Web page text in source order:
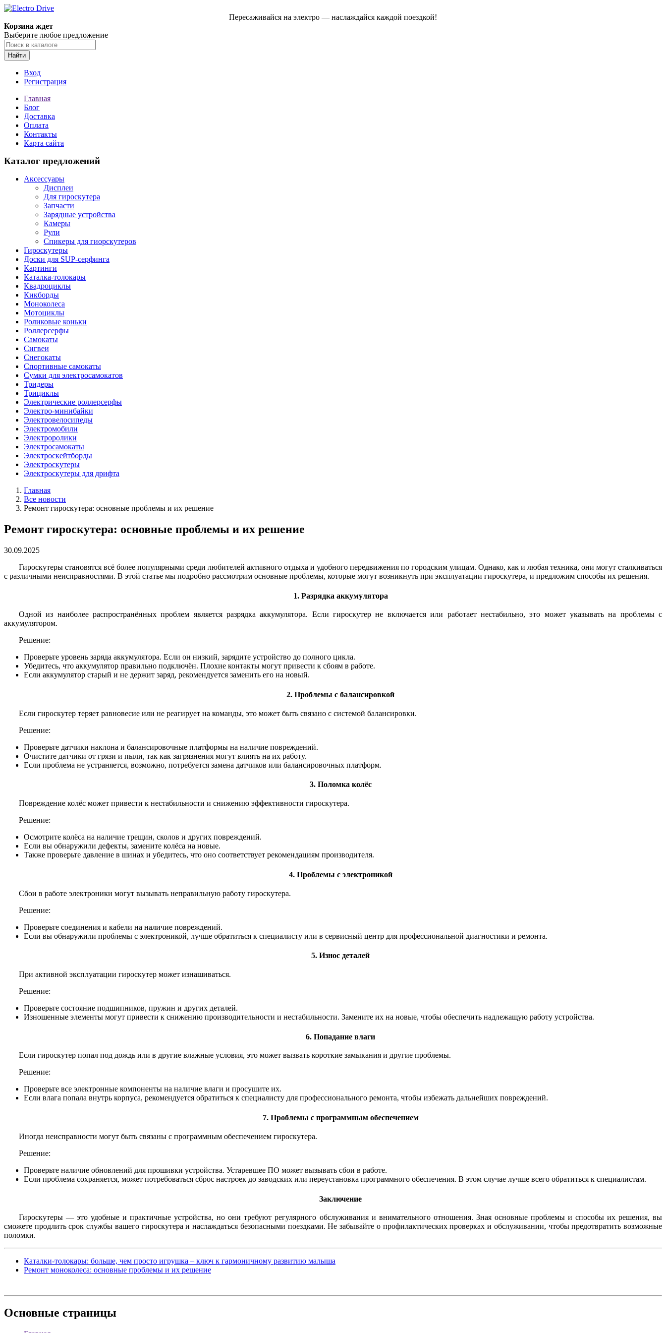
Пересаживайся на электро — наслаждайся каждой поездкой!
Корзина ждет
Выберите любое предложение
Найти
Вход
Регистрация
Главная
Блог
Доставка
Оплата
Контакты
Карта сайта
Каталог предложений
Аксессуары
Дисплеи
Для гироскутера
Запчасти
Зарядные устройства
Камеры
Рули
Спикеры для гиорскутеров
Гироскутеры
Доски для SUP-серфинга
Картинги
Каталка-толокары
Квадроциклы
Кикборды
Моноколеса
Мотоциклы
Роликовые коньки
Роллерсерфы
Самокаты
Сигвеи
Снегокаты
Спортивные самокаты
Сумки для электросамокатов
Тридеры
Трициклы
Электрические роллерсерфы
Электро-минибайки
Электровелосипеды
Электромобили
Электроролики
Электросамокаты
Электроскейтборды
Электроскутеры
Электроскутеры для дрифта
Главная
Все новости
Ремонт гироскутера: основные проблемы и их решение
Ремонт гироскутера: основные проблемы и их решение
30.09.2025
Гироскутеры становятся всё более популярными среди любителей активного отдыха и удобного передвижения по городским улицам. Однако, как и любая техника, они могут сталкиваться
с различными неисправностями. В этой статье мы подробно рассмотрим основные проблемы, которые могут возникнуть при эксплуатации гироскутера, и предложим способы их решения.
1. Разрядка аккумулятора
Одной из наиболее распространённых проблем является разрядка аккумулятора. Если гироскутер не включается или работает нестабильно, это может указывать на проблемы с
аккумулятором.
Решение:
Проверьте уровень заряда аккумулятора. Если он низкий, зарядите устройство до полного цикла.
Убедитесь, что аккумулятор правильно подключён. Плохие контакты могут привести к сбоям в работе.
Если аккумулятор старый и не держит заряд, рекомендуется заменить его на новый.
2. Проблемы с балансировкой
Если гироскутер теряет равновесие или не реагирует на команды, это может быть связано с системой балансировки.
Решение:
Проверьте датчики наклона и балансировочные платформы на наличие повреждений.
Очистите датчики от грязи и пыли, так как загрязнения могут влиять на их работу.
Если проблема не устраняется, возможно, потребуется замена датчиков или балансировочных платформ.
3. Поломка колёс
Повреждение колёс может привести к нестабильности и снижению эффективности гироскутера.
Решение:
Осмотрите колёса на наличие трещин, сколов и других повреждений.
Если вы обнаружили дефекты, замените колёса на новые.
Также проверьте давление в шинах и убедитесь, что оно соответствует рекомендациям производителя.
4. Проблемы с электроникой
Сбои в работе электроники могут вызывать неправильную работу гироскутера.
Решение:
Проверьте соединения и кабели на наличие повреждений.
Если вы обнаружили проблемы с электроникой, лучше обратиться к специалисту или в сервисный центр для профессиональной диагностики и ремонта.
5. Износ деталей
При активной эксплуатации гироскутер может изнашиваться.
Решение:
Проверьте состояние подшипников, пружин и других деталей.
Изношенные элементы могут привести к снижению производительности и нестабильности. Замените их на новые, чтобы обеспечить надлежащую работу устройства.
6. Попадание влаги
Если гироскутер попал под дождь или в другие влажные условия, это может вызвать короткие замыкания и другие проблемы.
Решение:
Проверьте все электронные компоненты на наличие влаги и просушите их.
Если влага попала внутрь корпуса, рекомендуется обратиться к специалисту для профессионального ремонта, чтобы избежать дальнейших повреждений.
7. Проблемы с программным обеспечением
Иногда неисправности могут быть связаны с программным обеспечением гироскутера.
Решение:
Проверьте наличие обновлений для прошивки устройства. Устаревшее ПО может вызывать сбои в работе.
Если проблема сохраняется, может потребоваться сброс настроек до заводских или переустановка программного обеспечения. В этом случае лучше всего обратиться к специалистам.
Заключение
Гироскутеры — это удобные и практичные устройства, но они требуют регулярного обслуживания и внимательного отношения. Зная основные проблемы и способы их решения, вы
сможете продлить срок службы вашего гироскутера и наслаждаться безопасными поездками. Не забывайте о профилактических проверках и обслуживании, чтобы предотвратить возможные
поломки.
Каталки-толокары: больше, чем просто игрушка – ключ к гармоничному развитию малыша
Ремонт моноколеса: основные проблемы и их решение
Основные страницы